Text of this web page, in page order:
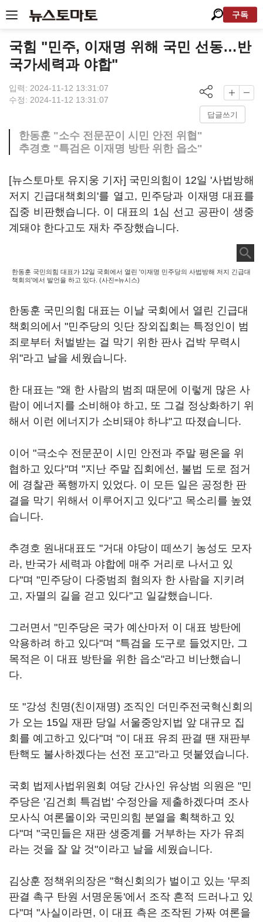
구독
국힘 "민주, 이재명 위해 국민 선동…반
국가세력과 야합"
입력: 2024-11-12 13:31:07
수정: 2024-11-12 13:31:07
답글쓰기
한동훈 "소수 전문꾼이 시민 안전 위협"
추경호 "특검은 이재명 방탄 위한 읍소"
[뉴스토마토 유지웅 기자] 국민의힘이 12일 '사법방해
저지 긴급대책회의'를 열고, 민주당과 이재명 대표를
집중 비판했습니다. 이 대표의 1심 선고 공판이 생중
계돼야 한다고도 재차 주장했습니다.
한동훈 국민의힘 대표가 12일 국회에서 열린 '이재명 민주당의 사법방해 저지 긴급대
책회의'에서 발언을 하고 있다. (사진=뉴시스)
한동훈 국민의힘 대표는 이날 국회에서 열린 긴급대
책회의에서 "민주당의 잇단 장외집회는 특정인이 범
죄로부터 처벌받는 걸 막기 위한 판사 겁박 무력시
위"라고 날을 세웠습니다.
한 대표는 "왜 한 사람의 범죄 때문에 이렇게 많은 사
람이 에너지를 소비해야 하고, 또 그걸 정상화하기 위
해서 이런 에너지가 소비돼야 하냐"고 따졌습니다.
이어 "극소수 전문꾼이 시민 안전과 주말 평온을 위
협하고 있다"며 "지난 주말 집회에선, 불법 도로 점거
에 경찰관 폭행까지 있었다. 이 모든 일은 공정한 판
결을 막기 위해서 이루어지고 있다"고 목소리를 높였
습니다.
추경호 원내대표도 "거대 야당이 떼쓰기 농성도 모자
라, 반국가 세력과 야합에 매주 거리로 나서고 있
다"며 "민주당이 다중범죄 혐의자 한 사람을 지키려
고, 자멸의 길을 걷고 있다"고 일갈했습니다.
그러면서 "민주당은 국가 예산마저 이 대표 방탄에
악용하려 하고 있다"며 "특검을 도구로 들었지만, 그
목적은 이 대표 방탄을 위한 읍소"라고 비난했습니
다.
또 "강성 친명(친이재명) 조직인 더민주전국혁신회의
가 오는 15일 재판 당일 서울중앙지법 앞 대규모 집
회를 예고하고 있다"며 "이 대표 유죄 판결 땐 재판부
탄핵도 불사하겠다는 선전 포고"라고 덧붙였습니다.
국회 법제사법위원회 여당 간사인 유상범 의원은 "민
주당은 '김건희 특검법' 수정안을 제출하겠다며 조사
모사식 여론몰이와 국민의힘 분열을 획책하고 있
다"며 "국민들은 재판 생중계를 거부하는 자가 유죄
라는 것을 잘 알 것"이라고 날을 세웠습니다.
김상훈 정책위의장은 "혁신회의가 벌이고 있는 '무죄
판결 촉구 탄원 서명운동'에서 조작 흔적 드러나고 있
다"며 "사실이라면, 이 대표 측은 조작된 가짜 여론을